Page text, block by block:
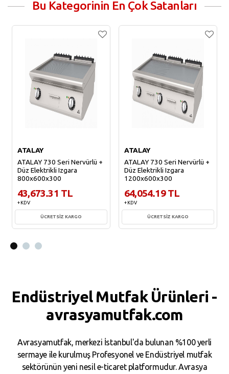
Bu Kategorinin En Çok Satanları
ATALAY
ATALAY 730 Seri Nervürlü +
Düz Elektrikli Izgara
800x600x300
43,673.31 TL
+ KDV
ÜCRETSİZ KARGO
ATALAY
ATALAY 730 Seri Nervürlü +
Düz Elektrikli Izgara
1200x600x300
64,054.19 TL
+ KDV
ÜCRETSİZ KARGO
Endüstriyel Mutfak Ürünleri -
avrasyamutfak.com
Avrasyamutfak, merkezi İstanbul'da bulunan %100 yerli
sermaye ile kurulmuş Profesyonel ve Endüstriyel mutfak
sektörünün yeni nesil e-ticaret platformudur. Avrasya